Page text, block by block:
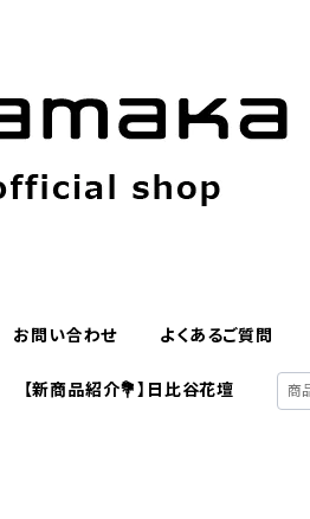
お問い合わせ よくあるご質問
【新商品紹介💐】日比谷花壇